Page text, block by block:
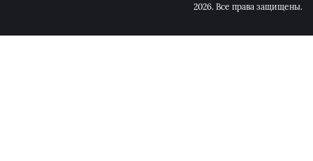
2026. Все права защищены.